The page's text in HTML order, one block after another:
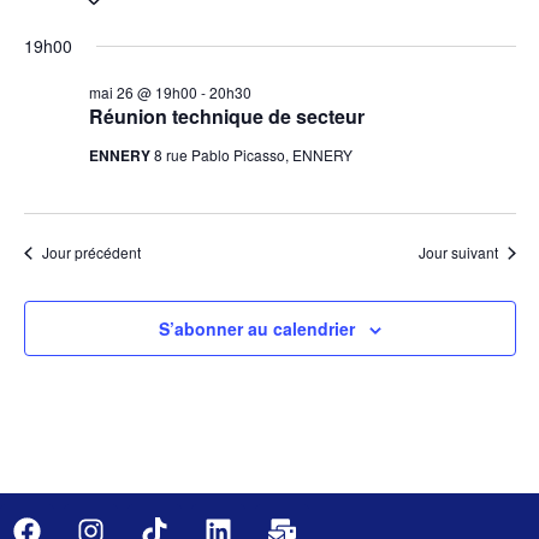
19h00
Réunion technique de secteur
mai 26 @ 19h00 -20h30
ENNERY8 rue Pablo Picasso, ENNERY
Jour précédent Jour suivant
S’abonner au calendrier